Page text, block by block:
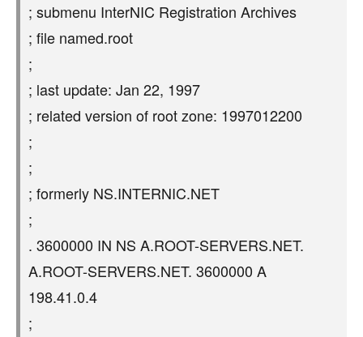
; submenu InterNIC Registration Archives
; file named.root
;
; last update: Jan 22, 1997
; related version of root zone: 1997012200
;
;
; formerly NS.INTERNIC.NET
;
. 3600000 IN NS A.ROOT-SERVERS.NET.
A.ROOT-SERVERS.NET. 3600000 A
198.41.0.4
;